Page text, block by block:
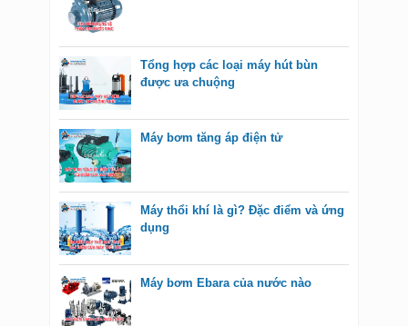
Tổng hợp các loại máy hút bùn
được ưa chuộng
Máy bơm tăng áp điện tử
Máy thổi khí là gì? Đặc điểm và ứng
dụng
Máy bơm Ebara của nước nào